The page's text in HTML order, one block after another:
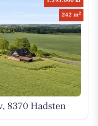
242 m2
8370 Hadsten